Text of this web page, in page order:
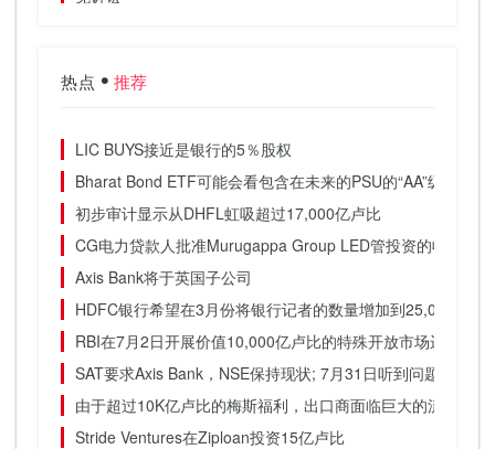
热点 推荐
LIC BUYS接近是银行的5％股权
Bharat Bond ETF可能会看包含在未来的PSU的“AA”级证券：
初步审计显示从DHFL虹吸超过17,000亿卢比
CG电力贷款人批准Murugappa Group LED管投资的收购投标
Axis Bank将于英国子公司
HDFC银行希望在3月份将银行记者的数量增加到25,000
RBI在7月2日开展价值10,000亿卢比的特殊开放市场运营
SAT要求Axis Bank，NSE保持现状; 7月31日听到问题
由于超过10K亿卢比的梅斯福利，出口商面临巨大的流动性
Stride Ventures在Ziploan投资15亿卢比